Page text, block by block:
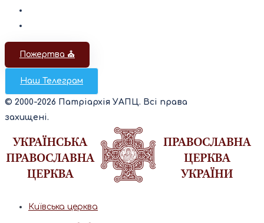
Пожертва ⛪️
Наш Телеграм
© 2000-2026 Патріархія УАПЦ. Всі права
захищені.
Київська церква